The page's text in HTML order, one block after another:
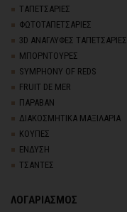
TΑΠΕΤΣΑΡΙΕΣ
ΦΩΤΟΤΑΠΕΤΣΑΡΙΕΣ
3D AΝΑΓΛΥΦΕΣ TΑΠΕΤΣΑΡΙΕΣ
ΜΠΟΡΝΤΟΥΡΕΣ
SYMPHONY OF REDS
FRUIT DE MER
ΠΑΡΑΒΑΝ
ΔΙΑΚΟΣΜΗΤΙΚΑ ΜΑΞΙΛΑΡΙΑ
ΚΟΥΠΕΣ
ΕΝΔΥΣΗ
ΤΣΑΝΤΕΣ
ΛΟΓΑΡΙΑΣΜΟΣ